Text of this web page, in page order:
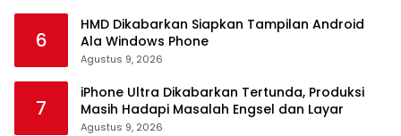
6
HMD Dikabarkan Siapkan Tampilan Android
Ala Windows Phone
Agustus 9, 2026
7
iPhone Ultra Dikabarkan Tertunda, Produksi
Masih Hadapi Masalah Engsel dan Layar
Agustus 9, 2026